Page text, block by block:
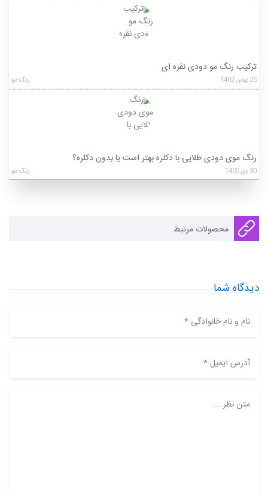
ترکیب رنگ مو دودی نقره ای
25بهمن1402 رنگ مو
رنگ موی دودی طلایی با دکلره بهتر است یا بدون دکلره؟
30دی1402 رنگ مو
محصولات مرتبط
دیدگاه شما
نام و نام خانوادگی *
آدرس ایمیل *
متن نظر ...